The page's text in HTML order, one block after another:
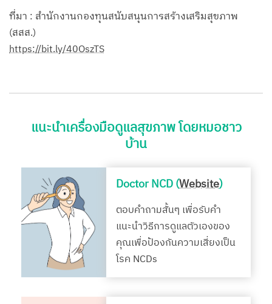
ที่มา : สำนักงานกองทุนสนับสนุนการสร้างเสริมสุขภาพ
(สสส.)
https://bit.ly/40OszTS
แนะนำเครื่องมือดูแลสุขภาพ โดยหมอชาว
บ้าน
Doctor NCD (Website)
ตอบคำถามสั้นๆ เพื่อรับคำ
แนะนำวิธีการดูแลตัวเองของ
คุณเพื่อป้องกันความเสี่ยงเป็น
โรค NCDs